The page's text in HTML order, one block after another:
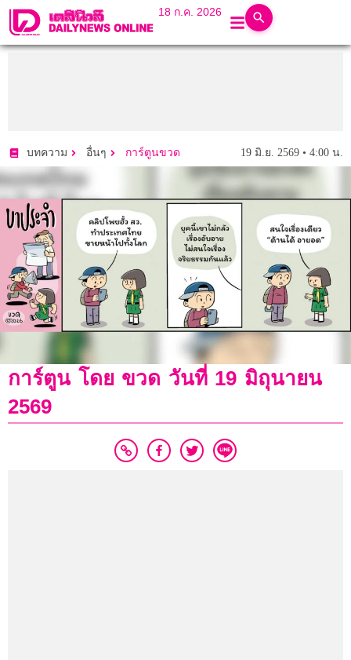
18 ก.ค. 2026
บทความ อื่นๆ การ์ตูนขวด 19 มิ.ย. 2569 • 4:00 น.
การ์ตูน โดย ขวด วันที่ 19 มิถุนายน
2569